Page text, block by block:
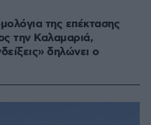
της επέκτασης
την Καλαμαριά,
δηλώνει ο